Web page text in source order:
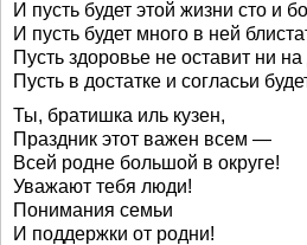
И пусть будет этой жизни сто и
И пусть будет много в ней
Пусть здоровье не оставит ни на
Пусть в достатке и согласьи
Ты, братишка иль кузен,
Праздник этот важен всем —
Всей родне большой в округе!
Уважают тебя люди!
Понимания семьи
И поддержки от родни!